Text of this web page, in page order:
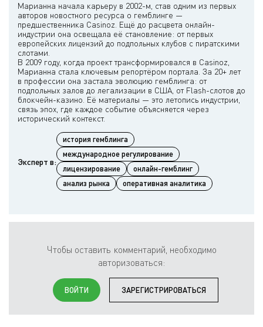
Марианна начала карьеру в 2002-м, став одним из первых
авторов новостного ресурса о гемблинге —
предшественника Casinoz. Ещё до расцвета онлайн-
индустрии она освещала её становление: от первых
европейских лицензий до подпольных клубов с пиратскими
слотами.
В 2009 году, когда проект трансформировался в Casinoz,
Марианна стала ключевым репортёром портала. За 20+ лет
в профессии она застала эволюцию гемблинга: от
подпольных залов до легализации в США, от Flash-слотов до
блокчейн-казино. Её материалы — это летопись индустрии,
связь эпох, где каждое событие объясняется через
Эксперт в:
история гемблинга
международное регулирование
лицензирование
онлайн-гемблинг
анализ рынка
оперативная аналитика
Чтобы оставить комментарий, необходимо
авторизоваться:
ВОЙТИ ЗАРЕГИСТРИРОВАТЬСЯ